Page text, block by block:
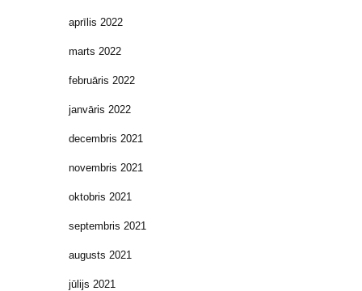
aprīlis 2022
marts 2022
februāris 2022
janvāris 2022
decembris 2021
novembris 2021
oktobris 2021
septembris 2021
augusts 2021
jūlijs 2021